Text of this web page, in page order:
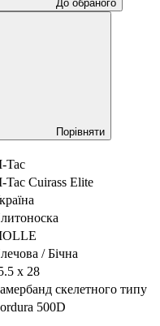
До обраного
Порівняти
Tac
Tac Cuirass Elite
/ Бічна
х 28
скелетного типу
500D